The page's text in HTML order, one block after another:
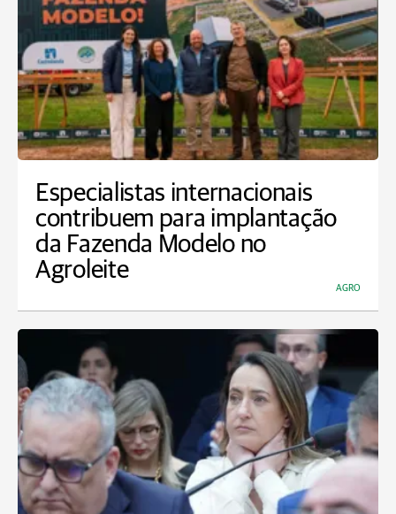
Especialistas internacionais
contribuem para implantação
da Fazenda Modelo no
Agroleite
AGRO